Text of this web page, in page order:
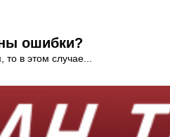
ошибки?
в этом случае...